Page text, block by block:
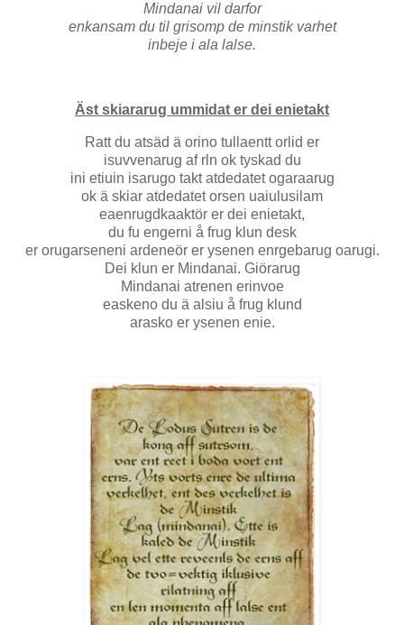
Mindanai vil darfor
enkansam du til grisomp de minstik varhet
inbeje i ala lalse.
Äst skiararug ummidat er dei enietakt
Ratt du atsäd ä orino tullaentt orlid er
isuvvenarug af rln ok tyskad du
ini etiuin isarugo takt atdedatet ogaraarug
ok ä skiar atdedatet orsen uaiulusilam
eaenrugdkaaktör er dei enietakt,
du fu engerni å frug klun desk
er orugarseneni ardeneör er ysenen enrgebarug oarugi.
Dei klun er Mindanai. Giörarug
Mindanai atrenen erinvoe
easkeno du ä alsiu å frug klund
arasko er ysenen enie.